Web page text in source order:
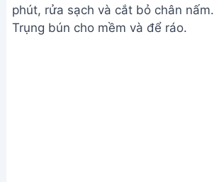
phút, rửa sạch và cắt bỏ chân nấm.
Trụng bún cho mềm và để ráo.